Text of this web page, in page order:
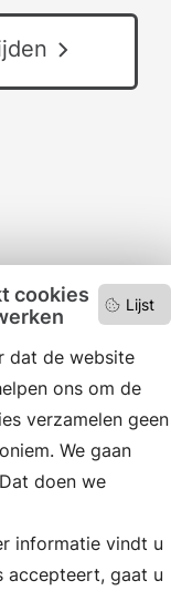
Lijst
cookies
dat de website
ons om de
verzamelen geen
We gaan
doen we
informatie vindt u
accepteert, gaat u